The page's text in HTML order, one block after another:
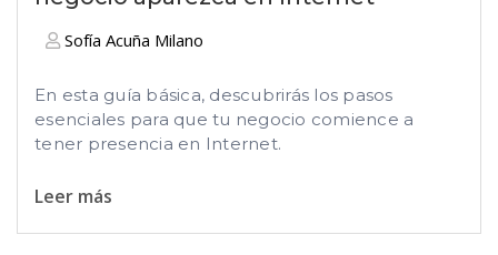
Sofía Acuña Milano
En esta guía básica, descubrirás los pasos
esenciales para que tu negocio comience a
tener presencia en Internet.
Leer más